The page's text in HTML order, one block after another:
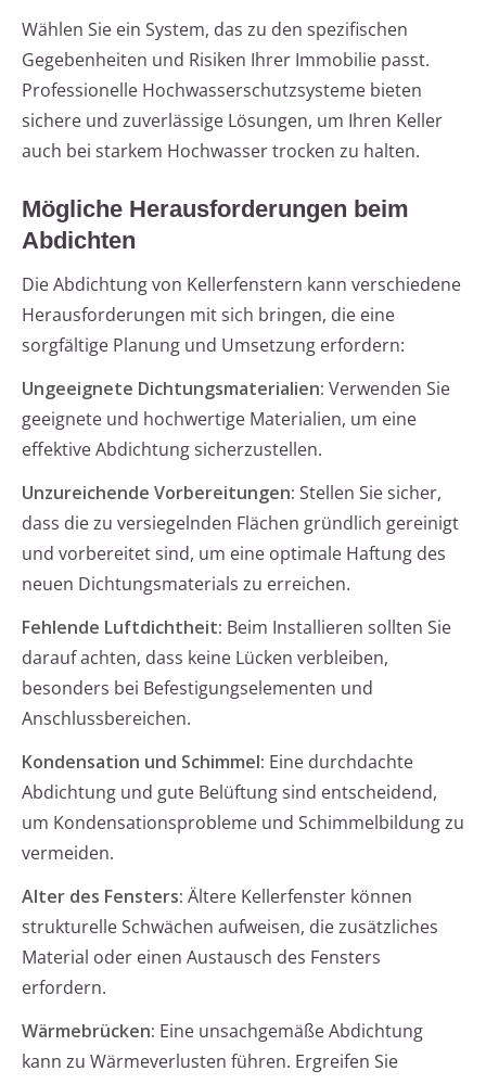
Wählen Sie ein System, das zu den spezifischen
Gegebenheiten und Risiken Ihrer Immobilie passt.
Professionelle Hochwasserschutzsysteme bieten
sichere und zuverlässige Lösungen, um Ihren Keller
auch bei starkem Hochwasser trocken zu halten.
Mögliche Herausforderungen beim
Abdichten
Die Abdichtung von Kellerfenstern kann verschiedene
Herausforderungen mit sich bringen, die eine
sorgfältige Planung und Umsetzung erfordern:
Ungeeignete Dichtungsmaterialien: Verwenden Sie
geeignete und hochwertige Materialien, um eine
effektive Abdichtung sicherzustellen.
Unzureichende Vorbereitungen: Stellen Sie sicher,
dass die zu versiegelnden Flächen gründlich gereinigt
und vorbereitet sind, um eine optimale Haftung des
neuen Dichtungsmaterials zu erreichen.
Fehlende Luftdichtheit: Beim Installieren sollten Sie
darauf achten, dass keine Lücken verbleiben,
besonders bei Befestigungselementen und
Anschlussbereichen.
Kondensation und Schimmel: Eine durchdachte
Abdichtung und gute Belüftung sind entscheidend,
um Kondensationsprobleme und Schimmelbildung zu
vermeiden.
Alter des Fensters: Ältere Kellerfenster können
strukturelle Schwächen aufweisen, die zusätzliches
Material oder einen Austausch des Fensters
erfordern.
Wärmebrücken: Eine unsachgemäße Abdichtung
kann zu Wärmeverlusten führen. Ergreifen Sie